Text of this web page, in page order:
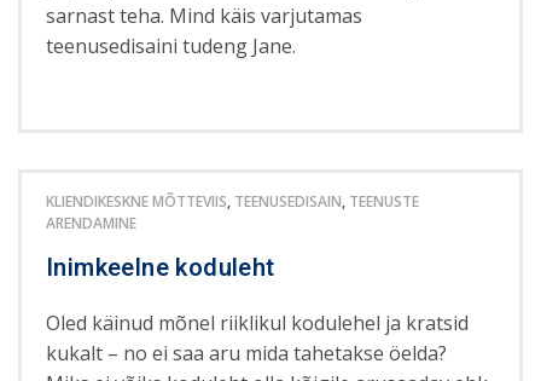
sarnast teha. Mind käis varjutamas
teenusedisaini tudeng Jane.
KLIENDIKESKNE MÕTTEVIIS, TEENUSEDISAIN, TEENUSTE
ARENDAMINE
Inimkeelne koduleht
Oled käinud mõnel riiklikul kodulehel ja kratsid
kukalt – no ei saa aru mida tahetakse öelda?